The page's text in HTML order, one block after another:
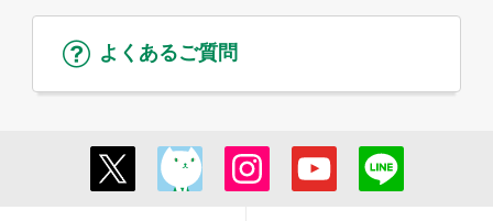
よくあるご質問